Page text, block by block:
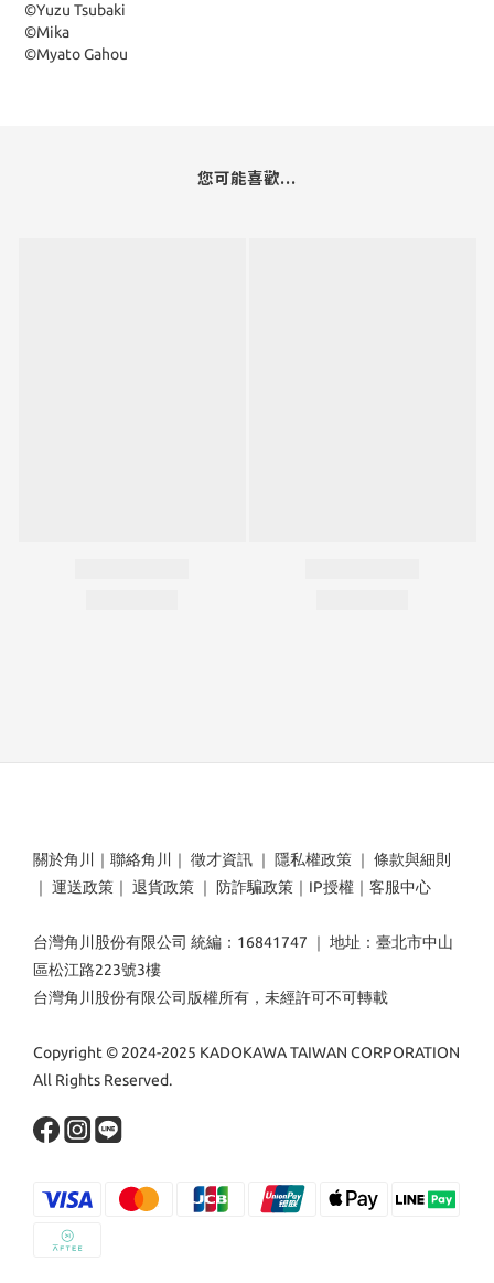
©Yuzu Tsubaki
©Mika
©Myato Gahou
您可能喜歡...
關於角川 ｜ 聯絡角川 ｜ 徵才資訊 ｜ 隱私權政策 ｜ 條款與細則
｜ 運送政策 ｜ 退貨政策 ｜ 防詐騙政策 ｜ IP授權 ｜ 客服中心
台灣角川股份有限公司 統編：16841747 ｜ 地址：臺北市中山
區松江路223號3樓
台灣角川股份有限公司版權所有，未經許可不可轉載
Copyright © 2024-2025 KADOKAWA TAIWAN CORPORATION
All Rights Reserved.